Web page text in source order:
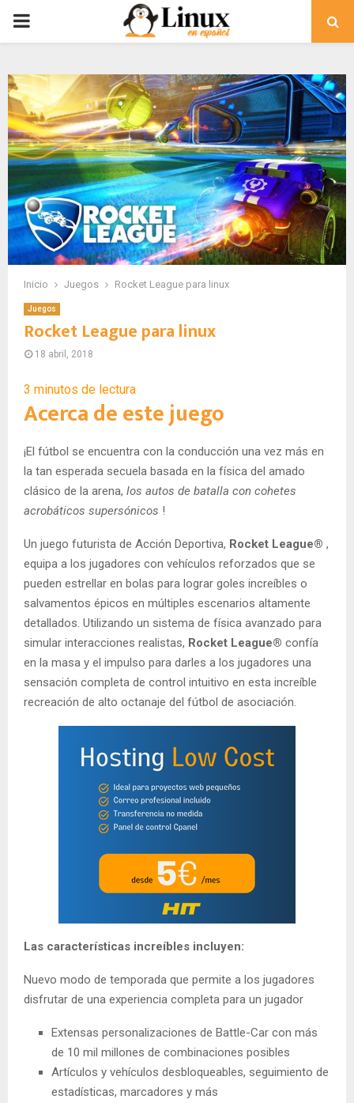
PRIMARY
Inicio Juegos Rocket League para linux
Juegos
Rocket League para linux
18 abril, 2018
3 minutos de lectura
Acerca de este juego
¡El fútbol se encuentra con la conducción una vez más en
la tan esperada secuela basada en la física del amado
clásico de la arena, los autos de batalla con cohetes
acrobáticos supersónicos !
Un juego futurista de Acción Deportiva, Rocket League® ,
equipa a los jugadores con vehículos reforzados que se
pueden estrellar en bolas para lograr goles increíbles o
salvamentos épicos en múltiples escenarios altamente
detallados. Utilizando un sistema de física avanzado para
simular interacciones realistas, Rocket League® confía
en la masa y el impulso para darles a los jugadores una
sensación completa de control intuitivo en esta increíble
recreación de alto octanaje del fútbol de asociación.
Las características increíbles incluyen:
Nuevo modo de temporada que permite a los jugadores
disfrutar de una experiencia completa para un jugador
Extensas personalizaciones de Battle-Car con más
de 10 mil millones de combinaciones posibles
Artículos y vehículos desbloqueables, seguimiento de
estadísticas, marcadores y más